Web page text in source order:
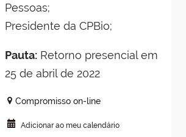
Pessoas;
Presidente da CPBio;
Pauta:Retorno presencial em
25 de abril de 2022
Compromisso on-line
Adicionar ao meu calendário